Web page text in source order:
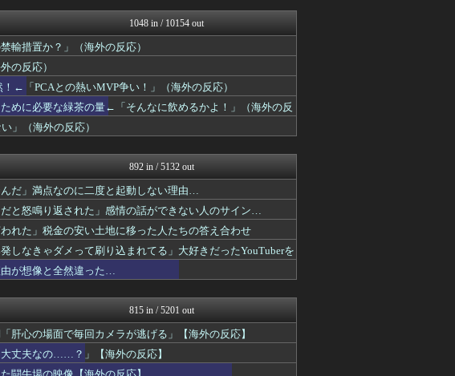
』、『典...
日本と韓国は敵か？味方か？...
はろわるど
い…」→...
海外トークログ
よ、凄くワ...
海外の反応リサーチ
ている」（...
海外さんいらっしゃい 海外...
数十年...
【海外の反応】 パンドラの...
海外大...
ワールドサッカーファン 海...
試験に韓国...
初受賞...
NO FOOTY NO L...
恥ずかしく... ガラパゴスジャパン - 海...
1048 in / 10154 out
輸措置か？」（海外の反応）
の反応）
←「PCAとの熱いMVP争い！」（海外の反応）
めに必要な緑茶の量←「そんなに飲めるかよ！」（海外の反
」（海外の反応）
892 in / 5132 out
だ」満点なのに二度と起動しない理由…
と怒鳴り返された」感情の話ができない人のサイン…
れた」税金の安い土地に移った人たちの答え合わせ
しなきゃダメって刷り込まれてる」大好きだったYouTuberを
が想像と全然違った…
815 in / 5201 out
肝心の場面で毎回カメラが逃げる」【海外の反応】
丈夫なの……？」【海外の反応】